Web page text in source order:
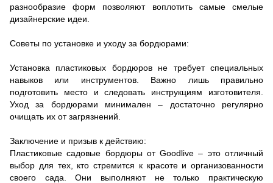
разнообразие форм позволяют воплотить самые смелые
дизайнерские идеи.
Советы по установке и уходу за бордюрами:
Установка пластиковых бордюров не требует специальных
навыков или инструментов. Важно лишь правильно
подготовить место и следовать инструкциям изготовителя.
Уход за бордюрами минимален – достаточно регулярно
очищать их от загрязнений.
Заключение и призыв к действию:
Пластиковые садовые бордюры от Goodlive – это отличный
выбор для тех, кто стремится к красоте и организованности
своего сада. Они выполняют не только практическую